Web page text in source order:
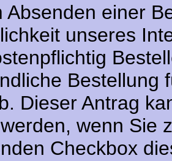
Absenden einer
unseres
Bestellung
Dieser Antrag
wenn Sie
Checkbox